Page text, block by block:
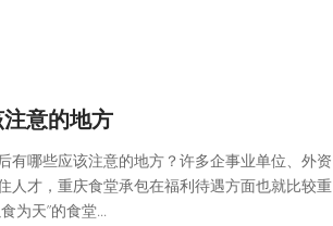
意的地方
有哪些应该注意的地方？许多企事业单位、外资
人才，重庆食堂承包在福利待遇方面也就比较重
为天”的食堂...